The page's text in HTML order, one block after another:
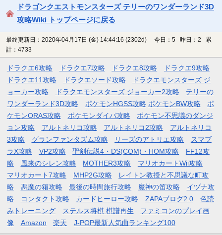
ドラゴンクエストモンスターズ テリーのワンダーランド3D
攻略Wiki トップページに戻る
最終更新日：2020年04月17日 (金) 14:44:16 (2302d)
今日：5 昨日：2 累
計：4733
ドラクエ6攻略 ドラクエ7攻略 ドラクエ8攻略
ドラクエ9攻略
ドラクエ11攻略
ドラクエソード攻略
ドラクエモンスターズ ジ
ョーカー攻略
ドラクエモンスターズ ジョーカー2攻略
テリーの
ワンダーランド3D攻略
ポケモンHGSS攻略 ポケモンBW攻略
ポ
ケモンORAS攻略
ポケモンダイパ攻略
ポケモン不思議のダンジ
ョン攻略
アルトネリコ攻略 アルトネリコ2攻略
アルトネリコ
3攻略
グランファンタズム攻略 リーズのアトリエ攻略
スマブ
ラX攻略
VP2攻略 聖剣伝説4・DS(COM)・HOM攻略
FF12攻
略
風来のシレン攻略 MOTHER3攻略
マリオカートWii攻略
マリオカート7攻略
MHP2G攻略
レイトン教授と不思議な町攻
略
悪魔の箱攻略 最後の時間旅行攻略 魔神の笛攻略
イヅナ攻
略
コンタクト攻略 カードヒーロー攻略 ZAPAブログ2.0
色読
みトレーニング
ステルス将棋 棋譜再生
ファミコンのプレイ画
像
Amazon 楽天 J-POP最新人気曲ランキング100